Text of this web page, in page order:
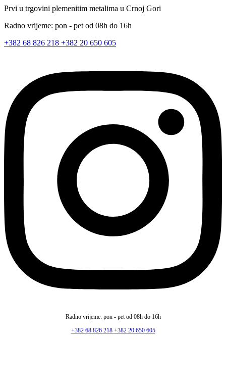
Prvi u trgovini plemenitim metalima u Crnoj Gori
Radno vrijeme: pon - pet od 08h do 16h
+382 68 826 218 +382 20 650 605
Radno vrijeme: pon - pet od 08h do 16h
+382 68 826 218 +382 20 650 605